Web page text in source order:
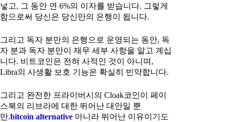
넣고, 그 동안 연 6%의 이자를 받습니다. 그렇게
함으로써 당신은 당신만의 은행이 됩니다.
그리고 독자 분만의 은행으로 운영되는 동안, 독
자 분과 독자 분만이 재무 세부 사항을 알고 계십
니다. 비트코인은 전혀 사적인 것이 아니며,
Libra의 사생활 보호 기능은 확실히 빈약합니다.
그리고 완전한 프라이버시의 Cloak코인이 페이
스북의 리브라에 대한 뛰어난 대안일 뿐
만.bitcoin alternative 아니라 뛰어난 이유이기도